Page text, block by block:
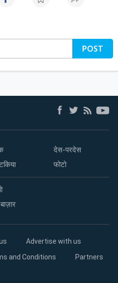
POST
देस-परदेस
फोटो
Advertise with us
and Conditions
Partners